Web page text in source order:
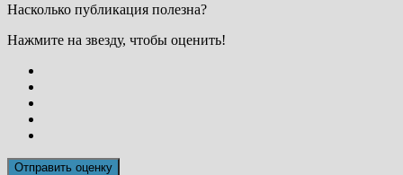
Насколько публикация полезна?
Нажмите на звезду, чтобы оценить!
Отправить оценку